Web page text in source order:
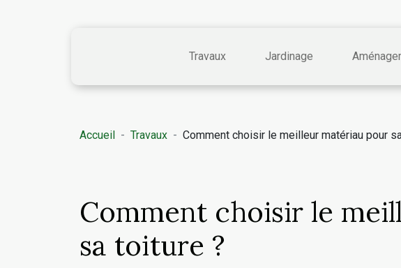
Travaux Jardinage
Accueil Travaux Comment choisir le meilleur matériau pour
Comment choisir le
sa toiture ?